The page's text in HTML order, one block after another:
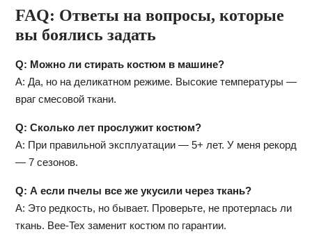
FAQ: Ответы на вопросы, которые
вы боялись задать
Q: Можно ли стирать костюм в машине?
A: Да, но на деликатном режиме. Высокие температуры —
враг смесовой ткани.
Q: Сколько лет прослужит костюм?
A: При правильной эксплуатации — 5+ лет. У меня рекорд
— 7 сезонов.
Q: А если пчелы все же укусили через ткань?
A: Это редкость, но бывает. Проверьте, не протерлась ли
ткань. Bee-Tex заменит костюм по гарантии.